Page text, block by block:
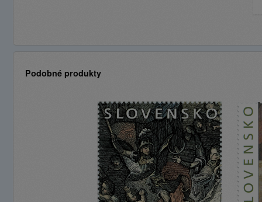
Podobné produkty